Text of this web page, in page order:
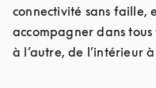
connectivité sans faille,
accompagner dans tous
à l’autre, de l’intérieur